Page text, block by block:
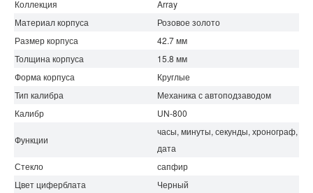
Коллекция
Array
Материал корпуса
Розовое золото
Размер корпуса
42.7 мм
Толщина корпуса
15.8 мм
Форма корпуса
Круглые
Тип калибра
Механика с автоподзаводом
Калибр
UN-800
Функции
часы, минуты, секунды, хронограф,
дата
Стекло
сапфир
Цвет циферблата
Черный